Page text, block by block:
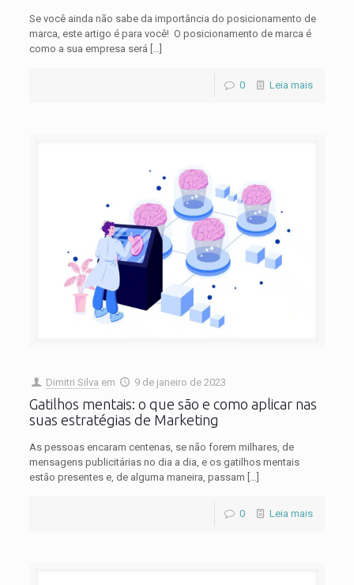
Se você ainda não sabe da importância do posicionamento de
marca, este artigo é para você! O posicionamento de marca é
como a sua empresa será […]
0 Leia mais
Dimitri Silva em 9 de janeiro de 2023
Gatilhos mentais: o que são e como aplicar nas
suas estratégias de Marketing
As pessoas encaram centenas, se não forem milhares, de
mensagens publicitárias no dia a dia, e os gatilhos mentais
estão presentes e, de alguma maneira, passam […]
0 Leia mais